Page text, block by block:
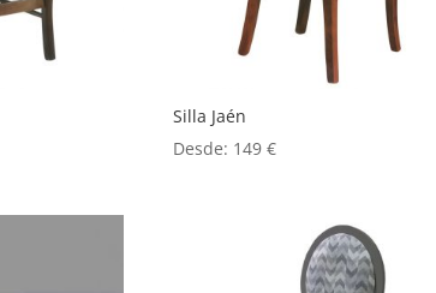
Silla Jaén
Desde: 149€